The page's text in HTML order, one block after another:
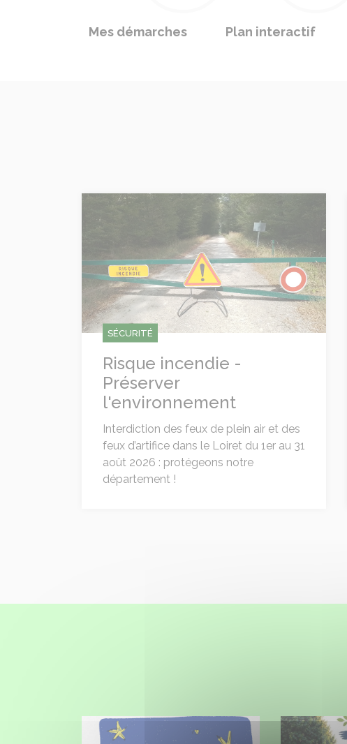
Mes démarches Plan interactif
Risque incendie - Préserver l'environnement
SÉCURITÉ
Risque incendie -
Préserver
l'environnement
Interdiction des feux de plein air et des
feux d’artifice dans le Loiret du 1er au 31
août 2026 : protégeons notre
département !
Un été 2026 sous le signe de l’astronomie !Les Jeudis